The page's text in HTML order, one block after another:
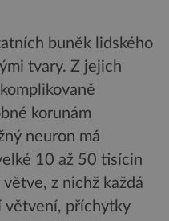
buněk lidského
tvary. Z jejich
korunám
neuron má
10 až 50 tisícin
z nichž každá
větvení, příchytky